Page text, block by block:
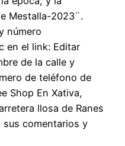
Mestalla-2023¨.
número
en el link: Editar
de la calle y
de teléfono de
Shop En Xativa,
llosa de Ranes
comentarios y